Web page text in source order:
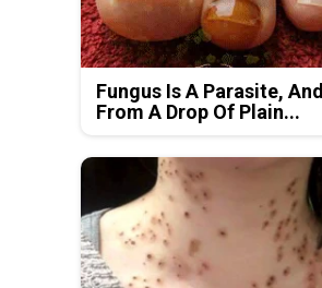
Fungus Is A Parasite,
From A Drop Of Plain...